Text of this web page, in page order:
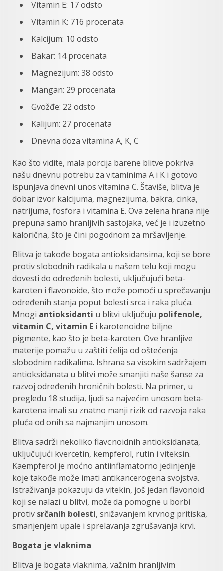
Vitamin E: 17 odsto
Vitamin K: 716 procenata
Kalcijum: 10 odsto
Bakar: 14 procenata
Magnezijum: 38 odsto
Mangan: 29 procenata
Gvožđe: 22 odsto
Kalijum: 27 procenata
Dnevna doza vitamina A, K, C
Kao što vidite, mala porcija barene blitve pokriva
našu dnevnu potrebu za vitaminima A i K i gotovo
ispunjava dnevni unos vitamina C. Štaviše, blitva je
dobar izvor kalcijuma, magnezijuma, bakra, cinka,
natrijuma, fosfora i vitamina E. Ova zelena hrana nije
prepuna samo hranljivih sastojaka, već je i izuzetno
kalorična, što je čini pogodnom za mršavljenje.
Blitva je takođe bogata antioksidansima, koji se bore
protiv slobodnih radikala u našem telu koji mogu
dovesti do određenih bolesti, uključujući beta-
karoten i flavonoide, što može pomoći u sprečavanju
određenih stanja poput bolesti srca i raka pluća.
Mnogi antioksidanti u blitvi uključuju polifenole,
vitamin C, vitamin E i karotenoidne biljne
pigmente, kao što je beta-karoten. Ove hranljive
materije pomažu u zaštiti ćelija od oštećenja
slobodnim radikalima. Ishrana sa visokim sadržajem
antioksidanata u blitvi može smanjiti naše šanse za
razvoj određenih hroničnih bolesti. Na primer, u
pregledu 18 studija, ljudi sa najvećim unosom beta-
karotena imali su znatno manji rizik od razvoja raka
pluća od onih sa najmanjim unosom.
Blitva sadrži nekoliko flavonoidnih antioksidanata,
uključujući kvercetin, kempferol, rutin i viteksin.
Kaempferol je moćno antiinflamatorno jedinjenje
koje takođe može imati antikancerogena svojstva.
Istraživanja pokazuju da vitekin, još jedan flavonoid
koji se nalazi u blitvi, može da pomogne u borbi
protiv srčanih bolesti, snižavanjem krvnog pritiska,
smanjenjem upale i sprelavanja zgrušavanja krvi.
Bogata je vlaknima
Blitva je bogata vlaknima, važnim hranljivim